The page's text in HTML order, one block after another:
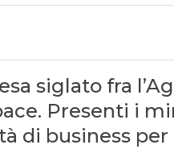
siglato fra
Presenti i
di business